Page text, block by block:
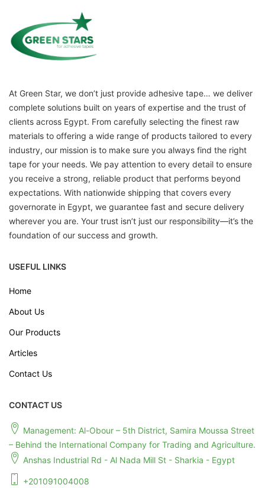
At Green Star, we don’t just provide adhesive tape… we deliver
complete solutions built on years of expertise and the trust of
clients across Egypt. From carefully selecting the finest raw
materials to offering a wide range of products tailored to every
industry, our mission is to make sure you always find the right
tape for your needs. We pay attention to every detail to ensure
you receive a strong, reliable product that performs beyond
expectations. With nationwide shipping that covers every
governorate in Egypt, we guarantee fast and secure delivery
wherever you are. Your trust isn’t just our responsibility—it’s the
foundation of our success and growth.
USEFUL LINKS
Home
About Us
Our Products
Articles
Contact Us
CONTACT US
Management: Al-Obour – 5th District, Samira Moussa Street
– Behind the International Company for Trading and Agriculture.
Anshas Industrial Rd - Al Nada Mill St - Sharkia - Egypt
+201091004008